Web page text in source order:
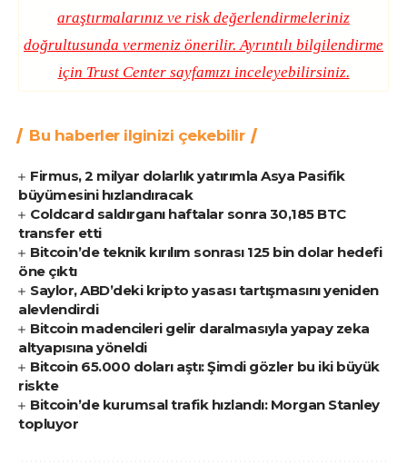
araştırmalarınız ve risk değerlendirmeleriniz
doğrultusunda vermeniz önerilir. Ayrıntılı bilgilendirme
için Trust Centersayfamızı inceleyebilirsiniz.
Bu haberler ilginizi çekebilir
Firmus, 2 milyar dolarlık yatırımla Asya Pasifik
büyümesini hızlandıracak
Coldcard saldırganı haftalar sonra 30,185 BTC
transfer etti
Bitcoin’de teknik kırılım sonrası 125 bin dolar hedefi
öne çıktı
Saylor, ABD’deki kripto yasası tartışmasını yeniden
alevlendirdi
Bitcoin madencileri gelir daralmasıyla yapay zeka
altyapısına yöneldi
Bitcoin 65.000 doları aştı: Şimdi gözler bu iki büyük
riskte
Bitcoin’de kurumsal trafik hızlandı: Morgan Stanley
topluyor